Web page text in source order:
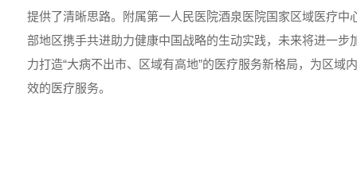
提供了清晰思路。附属第一人民医院酒泉医院国家区域医疗中
部地区携手共进助力健康中国战略的生动实践，未来将进一步
力打造“大病不出市、区域有高地”的医疗服务新格局，为区域
效的医疗服务。